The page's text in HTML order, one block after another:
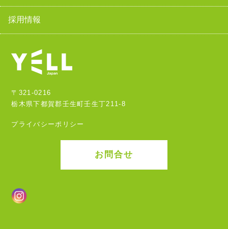
〒321-0216
栃木県下都賀郡壬生町壬生丁211-8
プライバシーポリシー
お問合せ
採用情報